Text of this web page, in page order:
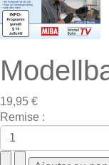
19,95 €
Remise :